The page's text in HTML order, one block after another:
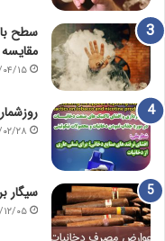
سطح
۱۴۰۱/
روزشمار
۱۴۰۴/
سیگار
۱۴۰۳/